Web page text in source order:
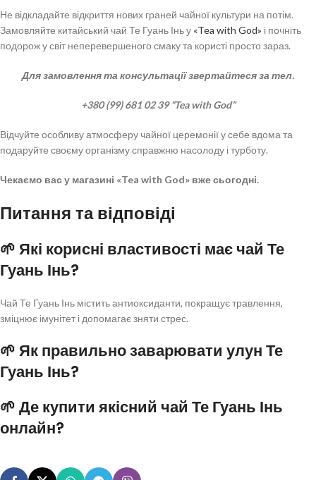
Не відкладайте відкриття нових граней чайної культури на потім.
Замовляйте китайський чай Те Гуань Інь у «Tea with God» і почніть
подорож у світ неперевершеного смаку та користі просто зараз.
Для замовлення та консультації звертайтеся за тел.
+380 (99) 681 02 39 “Tea with God”
Відчуйте особливу атмосферу чайної церемонії у себе вдома та
подаруйте своєму організму справжню насолоду і турботу.
Чекаємо вас у магазині «Tea with God» вже сьогодні.
Питання та відповіді
🌱 Які корисні властивості має чай Те
Гуань Інь?
Чай Те Гуань Інь містить антиоксиданти, покращує травлення,
зміцнює імунітет і допомагає зняти стрес.
🌱 Як правильно заварювати улун Те
Гуань Інь?
🌱 Де купити якісний чай Те Гуань Інь
онлайн?